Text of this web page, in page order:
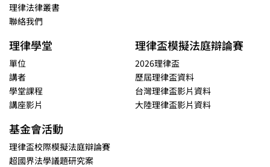
理律法律叢書
聯絡我們
理律學堂
單位
講者
學堂課程
講座影片
理律盃模擬法庭辯論賽
2026理律盃
歷屆理律盃資料
台灣理律盃影片資料
大陸理律盃影片資料
基金會活動
理律盃校際模擬法庭辯論賽
超國界法學議題研究案